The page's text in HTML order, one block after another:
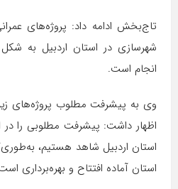
تاج‌بخش ادامه داد: پروژه‌های
شهرسازی در استان اردبیل به
انجام است.
وی به پیشرفت مطلوب پروژه‌های
اظهار داشت: پیشرفت مطلوبی را در
استان آماده افتتاح و بهره‌برداری